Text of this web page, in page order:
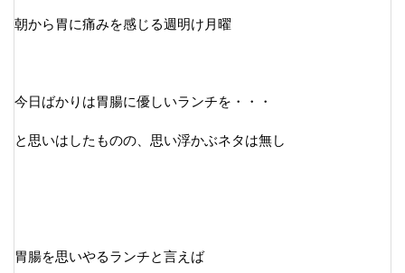
朝から胃に痛みを感じる週明け月曜
今日ばかりは胃腸に優しいランチを・・・
と思いはしたものの、思い浮かぶネタは無し
胃腸を思いやるランチと言えば